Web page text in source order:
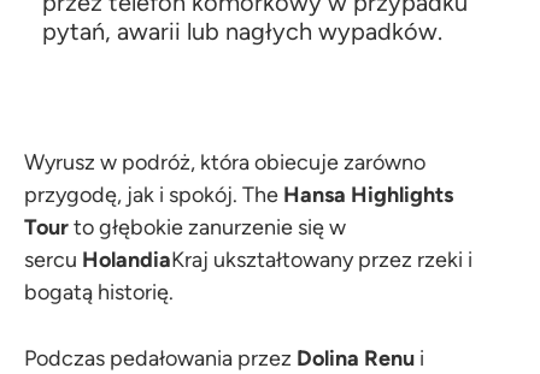
pytań, awarii lub nagłych wypadków.
Wyrusz w podróż, która obiecuje zarówno
przygodę, jak i spokój. The Hansa Highlights
Tourto głębokie zanurzenie się w
sercu HolandiaKraj ukształtowany przez rzeki i
bogatą historię.
Podczas pedałowania przez Dolina Renu i